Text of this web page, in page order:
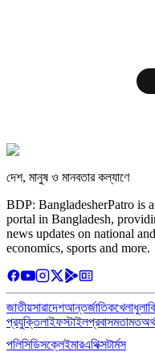
দেশ, মানুষ ও মানবতার কল্যাণে
BDP: BangladesherPatro is
portal in Bangladesh,
news updates on national
economics, sports and more.
জাতীয়সারাদেশআন্তর্জাতিকখেলাধুলা
প্রযুক্তিলাইফস্টাইলপ্রবাসমতামত
পলিসিডিসক্লেইমারএথিক্সটার্মস